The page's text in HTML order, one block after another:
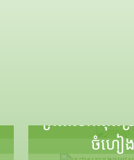
ក្រដាសកាតុង
ចំហៀង